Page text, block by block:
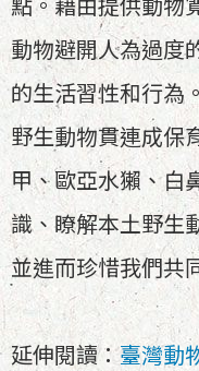
動物避開人為過度
的生活習性和行為
野生動物貫連成保
甲、歐亞水獺、白
識、瞭解本土野生
並進而珍惜我們共
延伸閱讀：臺灣動